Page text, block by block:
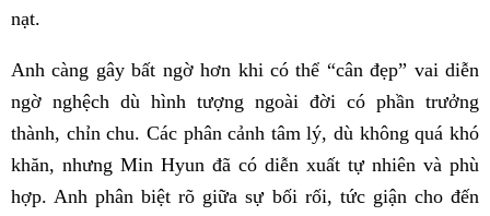
nạt.
Anh càng gây bất ngờ hơn khi có thể “cân đẹp” vai diễn
ngờ nghệch dù hình tượng ngoài đời có phần trưởng
thành, chỉn chu. Các phân cảnh tâm lý, dù không quá khó
khăn, nhưng Min Hyun đã có diễn xuất tự nhiên và phù
hợp. Anh phân biệt rõ giữa sự bối rối, tức giận cho đến